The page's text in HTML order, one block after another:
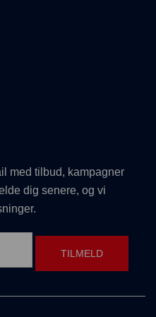
med tilbud, kampagner
dig senere, og vi
TILMELD